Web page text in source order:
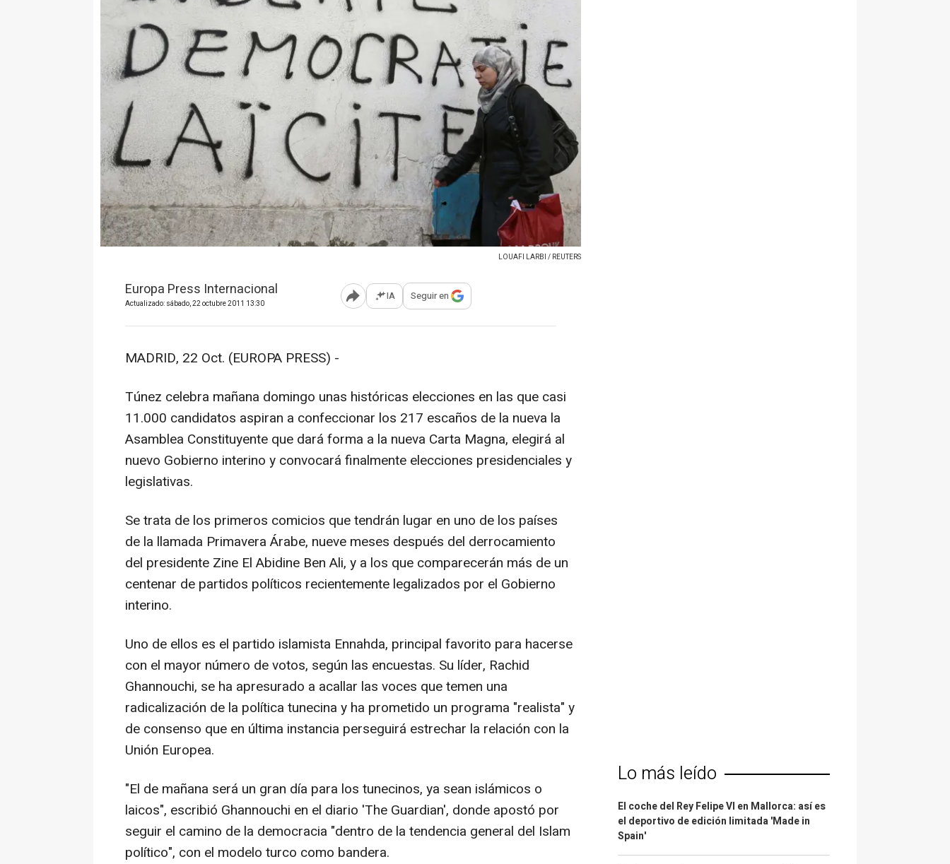
LOUAFI LARBI / REUTERS
Europa Press Internacional
Actualizado: sábado, 22 octubre 2011 13:30 Abrir opciones para compartir
IA Seguir en
MADRID, 22 Oct. (EUROPA PRESS) -
Túnez celebra mañana domingo unas históricas elecciones en las que casi
11.000 candidatos aspiran a confeccionar los 217 escaños de la nueva la
Asamblea Constituyente que dará forma a la nueva Carta Magna, elegirá al
nuevo Gobierno interino y convocará finalmente elecciones presidenciales y
legislativas.
Se trata de los primeros comicios que tendrán lugar en uno de los países
de la llamada Primavera Árabe, nueve meses después del derrocamiento
del presidente Zine El Abidine Ben Ali, y a los que comparecerán más de un
centenar de partidos políticos recientemente legalizados por el Gobierno
interino.
Uno de ellos es el partido islamista Ennahda, principal favorito para hacerse
con el mayor número de votos, según las encuestas. Su líder, Rachid
Ghannouchi, se ha apresurado a acallar las voces que temen una
radicalización de la política tunecina y ha prometido un programa "realista" y
de consenso que en última instancia perseguirá estrechar la relación con la
Unión Europea.
"El de mañana será un gran día para los tunecinos, ya sean islámicos o
laicos", escribió Ghannouchi en el diario 'The Guardian', donde apostó por
seguir el camino de la democracia "dentro de la tendencia general del Islam
político", con el modelo turco como bandera.
Lo más leído
El coche del Rey Felipe VI en Mallorca: así es
el deportivo de edición limitada 'Made in
Spain'